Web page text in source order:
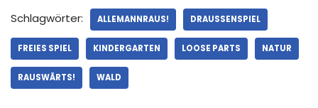
Schlagwörter: ALLEMANNRAUS! DRAUSSENSPIEL
FREIES SPIEL KINDERGARTEN LOOSE PARTS NATUR
RAUSWÄRTS! WALD